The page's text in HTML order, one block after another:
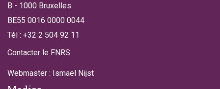
B - 1000 Bruxelles
BE55 0016 0000 0044
Tél : +32 2 504 92 11
Contacter le FNRS
Webmaster : Ismaël Nijst